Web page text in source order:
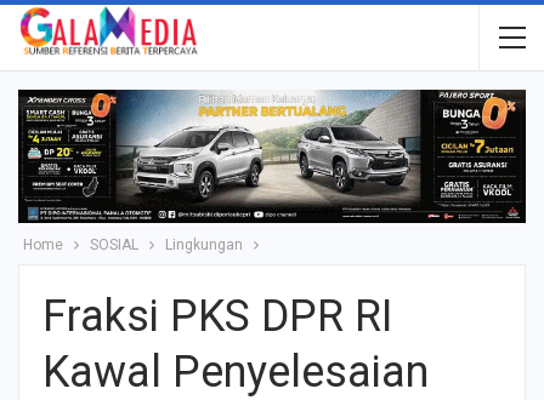
Home SOSIAL Lingkungan
Fraksi PKS DPR RI
Kawal Penyelesaian